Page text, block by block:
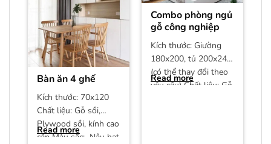
Bàn ăn 4 ghế
Kích thước: 70x120
Chất liệu: Gỗ sồi,
Plywood sồi, kính cao
cấp Màu sắc: Nâu hạt
Read more
Combo phòng ngủ
gỗ công nghiệp
Kích thước: Giường
180x200, tủ 200x240
(có thể thay đổi theo
yêu cầu) Chất liệu: Gỗ
Read more